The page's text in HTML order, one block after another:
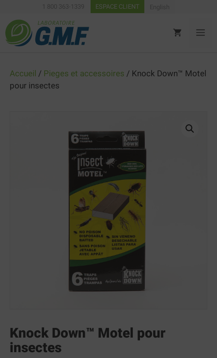
contenu
1 800 363-1339 ESPACE CLIENT
Accueil / Pieges et accessoires / Knock Down™ Motel
pour insectes
Knock Down™ Motel pour
insectes